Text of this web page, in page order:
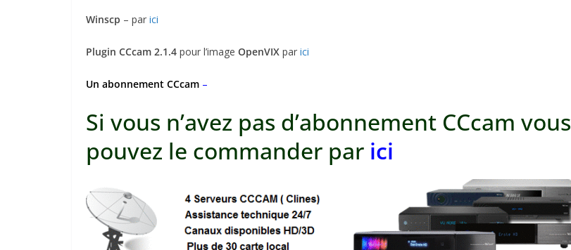
Winscp – par ici
Plugin CCcam 2.1.4 pour l’image OpenVIX par ici
Un abonnement CCcam –
Si vous n’avez pas d’abonnement CCcam vous
pouvez le commander par ici